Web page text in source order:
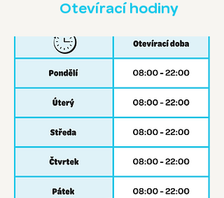
Otevírací hodiny